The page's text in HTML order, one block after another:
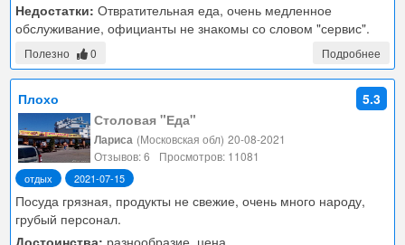
Недостатки: Отвратительная еда, очень медленное
обслуживание, официанты не знакомы со словом "сервис".
Полезно 0 Подробнее
Плохо
5.3
Столовая "Еда"
Лариса (Московская обл) 20-08-2021
Отзывов: 6
Просмотров: 11081
отдых 2021-07-15
Посуда грязная, продукты не свежие, очень много народу,
грубый персонал.
Достоинства: разнообразие, цена